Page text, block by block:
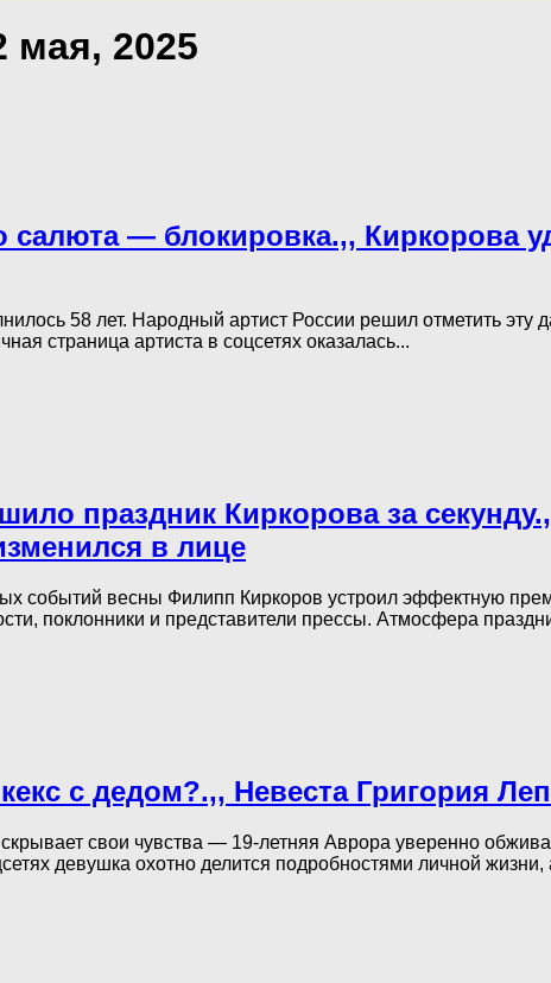
мая, 2025
салюта — блокировка.,, Киркорова
58 лет. Народный артист России решил отметить эту
страница артиста в соцсетях оказалась...
праздник Киркорова за
в лице
событий весны Филипп Киркоров устроил эффектную
поклонники и представители прессы. Атмосфера
с дедом?.,, Невеста Григория
свои чувства — 19-летняя Аврора уверенно
девушка охотно делится подробностями личной жизни,